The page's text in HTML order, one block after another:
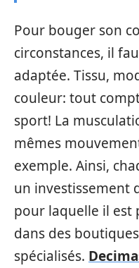
Pour bouger son
circonstances, il
adaptée. Tissu,
couleur: tout
sport! La
mêmes
exemple. Ainsi,
un investissement
pour laquelle il est
dans des
spécialisés.